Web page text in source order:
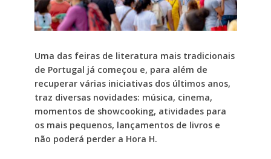
Uma das feiras de literatura mais tradicionais
de Portugal já começou e, para além de
recuperar várias iniciativas dos últimos anos,
traz diversas novidades: música, cinema,
momentos de showcooking, atividades para
os mais pequenos, lançamentos de livros e
não poderá perder a Hora H.